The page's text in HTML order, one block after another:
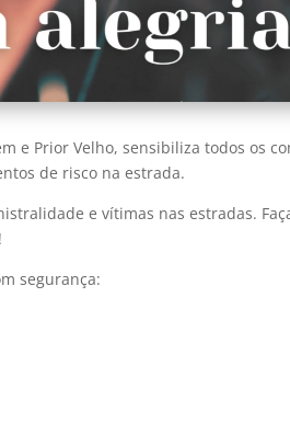
e Prior Velho, sensibiliza todos os
de risco na estrada.
e vítimas nas estradas.
segurança: